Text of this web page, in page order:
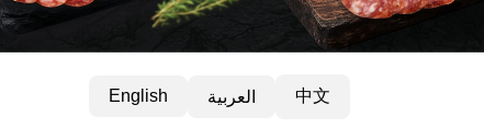
English العربية 中文